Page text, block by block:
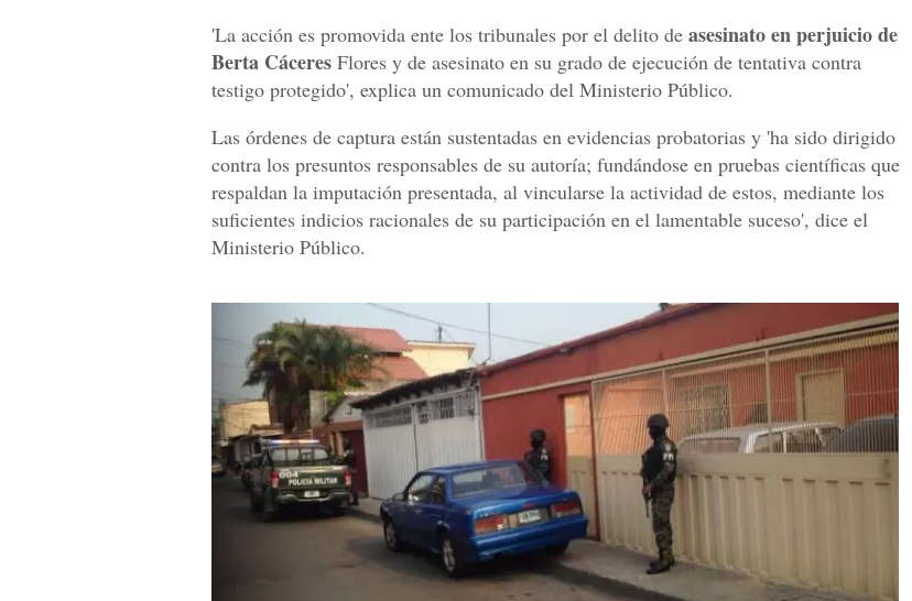
'La acción es promovida ente los tribunales por el delito de asesinato en perjuicio de
Berta Cáceres Flores y de asesinato en su grado de ejecución de tentativa contra
testigo protegido', explica un comunicado del Ministerio Público.
Las órdenes de captura están sustentadas en evidencias probatorias y 'ha sido dirigido
contra los presuntos responsables de su autoría; fundándose en pruebas científicas que
respaldan la imputación presentada, al vincularse la actividad de estos, mediante los
suficientes indicios racionales de su participación en el lamentable suceso', dice el
Ministerio Público.